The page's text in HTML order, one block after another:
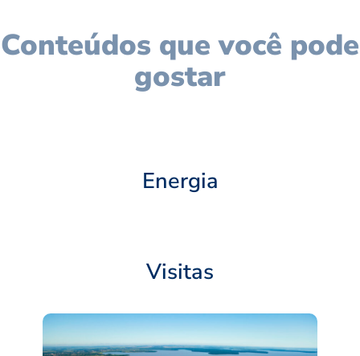
Conteúdos que você pode
gostar
Energia
Visitas